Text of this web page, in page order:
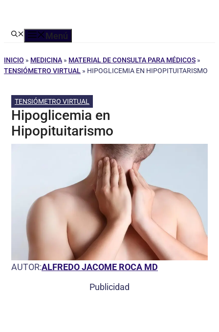
Menú
INICIO » MEDICINA » MATERIAL DE CONSULTA PARA MÉDICOS »
TENSIÓMETRO VIRTUAL » HIPOGLICEMIA EN HIPOPITUITARISMO
TENSIÓMETRO VIRTUAL
Hipoglicemia en
Hipopituitarismo
AUTOR:ALFREDO JACOME ROCA MD
Publicidad